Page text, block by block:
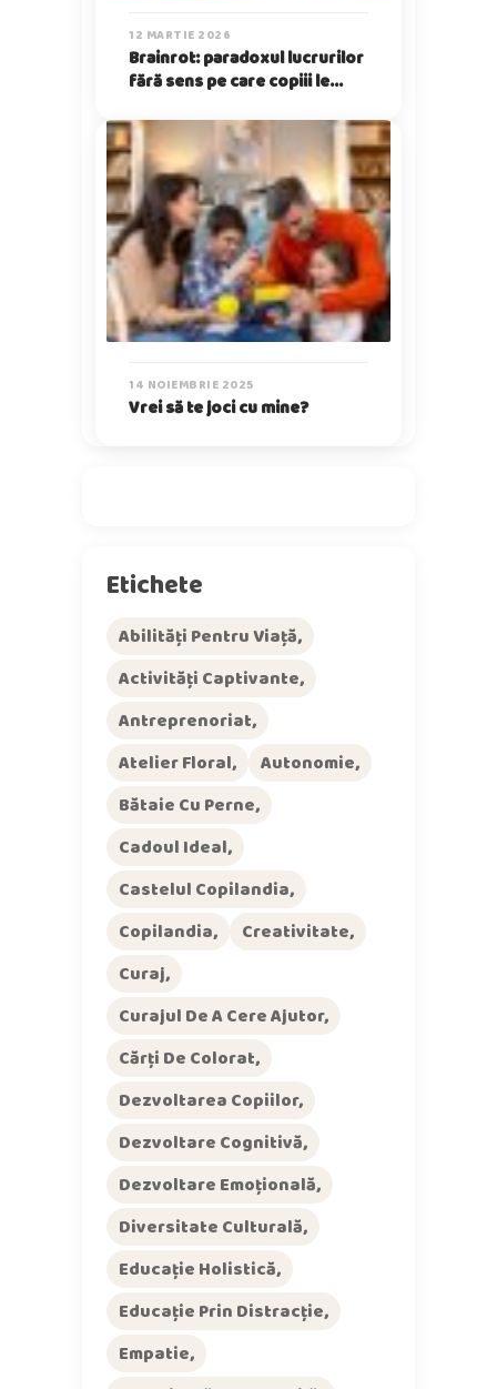
12 MARTIE 2026
Brainrot: paradoxul lucrurilor
fără sens pe care copiii le
14 NOIEMBRIE 2025
Vrei să te joci cu mine?
Etichete
Abilități Pentru Viață
Activități Captivante
Antreprenoriat
Atelier Floral
Autonomie
Bătaie Cu Perne
Cadoul Ideal
Castelul Copilandia
Copilandia
Creativitate
Curaj
Curajul De A Cere Ajutor
Cărți De Colorat
Dezvoltarea Copiilor
Dezvoltare Cognitivă
Dezvoltare Emoțională
Diversitate Culturală
Educație Holistică
Educație Prin Distracție
Empatie